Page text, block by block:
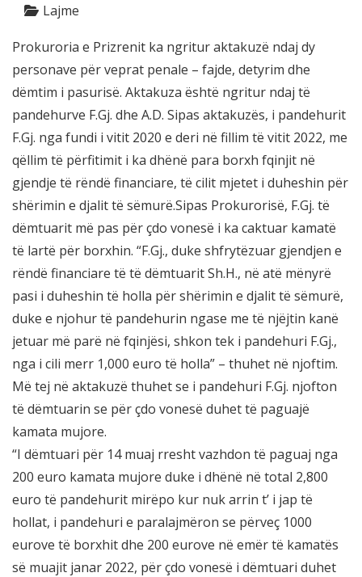
Lajme
Prokuroria e Prizrenit ka ngritur aktakuzë ndaj dy
personave për veprat penale – fajde, detyrim dhe
dëmtim i pasurisë. Aktakuza është ngritur ndaj të
pandehurve F.Gj. dhe A.D. Sipas aktakuzës, i pandehurit
F.Gj. nga fundi i vitit 2020 e deri në fillim të vitit 2022, me
qëllim të përfitimit i ka dhënë para borxh fqinjit në
gjendje të rëndë financiare, të cilit mjetet i duheshin për
shërimin e djalit të sëmurë.Sipas Prokurorisë, F.Gj. të
dëmtuarit më pas për çdo vonesë i ka caktuar kamatë
të lartë për borxhin. “F.Gj., duke shfrytëzuar gjendjen e
rëndë financiare të të dëmtuarit Sh.H., në atë mënyrë
pasi i duheshin të holla për shërimin e djalit të sëmurë,
duke e njohur të pandehurin ngase me të njëjtin kanë
jetuar më parë në fqinjësi, shkon tek i pandehuri F.Gj.,
nga i cili merr 1,000 euro të holla” – thuhet në njoftim.
Më tej në aktakuzë thuhet se i pandehuri F.Gj. njofton
të dëmtuarin se për çdo vonesë duhet të paguajë
kamata mujore.
“I dëmtuari për 14 muaj rresht vazhdon të paguaj nga
200 euro kamata mujore duke i dhënë në total 2,800
euro të pandehurit mirëpo kur nuk arrin t’ i jap të
hollat, i pandehuri e paralajmëron se përveç 1000
eurove të borxhit dhe 200 eurove në emër të kamatës
së muajit janar 2022, për çdo vonesë i dëmtuari duhet